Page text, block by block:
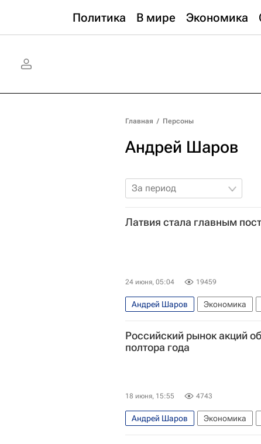
Политика В мире Экономика
Главная / Персоны
Андрей Шаров
За период
Латвия стала главным
24 июня, 05:04 19459
Андрей Шаров Экономика
В мире
Российский рынок акций
полтора года
18 июня, 15:55 4743
Андрей Шаров Экономика
Московская биржа